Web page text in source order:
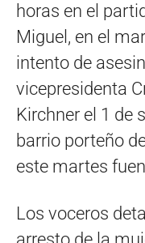
horas en el
Miguel, en el
intento de
vicepresidenta
Kirchner el 1 de
barrio porteño
este martes
Los voceros